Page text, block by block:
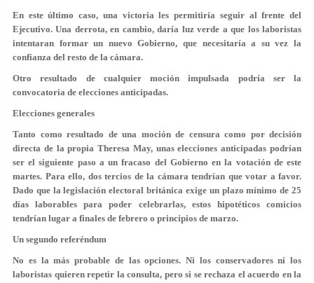
En este último caso, una victoria les permitiría seguir al frente del
Ejecutivo. Una derrota, en cambio, daría luz verde a que los laboristas
intentaran formar un nuevo Gobierno, que necesitaría a su vez la
confianza del resto de la cámara.
Otro resultado de cualquier moción impulsada podría ser la
convocatoria de elecciones anticipadas.
Elecciones generales
Tanto como resultado de una moción de censura como por decisión
directa de la propia Theresa May, unas elecciones anticipadas podrían
ser el siguiente paso a un fracaso del Gobierno en la votación de este
martes. Para ello, dos tercios de la cámara tendrían que votar a favor.
Dado que la legislación electoral británica exige un plazo mínimo de 25
días laborables para poder celebrarlas, estos hipotéticos comicios
tendrían lugar a finales de febrero o principios de marzo.
Un segundo referéndum
No es la más probable de las opciones. Ni los conservadores ni los
laboristas quieren repetir la consulta, pero si se rechaza el acuerdo en la